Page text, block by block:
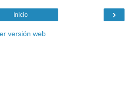
›
Inicio
versión web